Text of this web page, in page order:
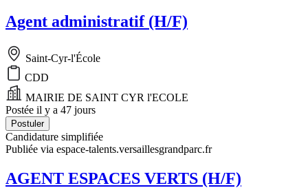
Agent administratif (H/F)
Saint-Cyr-l'École
CDD
MAIRIE DE SAINT CYR l'ECOLE
Postée il y a 47 jours
Postuler
Candidature simplifiée
Publiée via espace-talents.versaillesgrandparc.fr
AGENT ESPACES VERTS (H/F)